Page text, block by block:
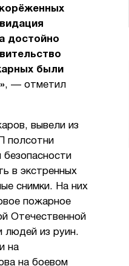
достойно
были
, — отметил
вывели из
полсотни
в экстренных
снимки. На них
пожарное
Отечественной
людей из руин.
на
на боевом